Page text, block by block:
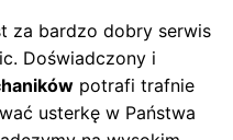
za bardzo dobry serwis
Doświadczony i
potrafi trafnie
usterkę w Państwa